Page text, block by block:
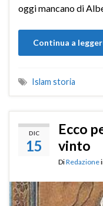
oggi mancano di
Continua a
Islam storia
DIC
15
Ecco
vinto
DiRedazione